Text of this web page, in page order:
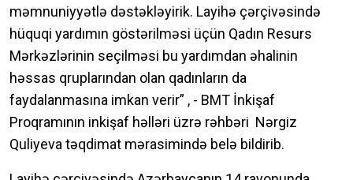
məmnuniyyətlə dəstəkləyirik. Layihə çərçivəsində
hüquqi yardımın göstərilməsi üçün Qadın Resurs
Mərkəzlərinin seçilməsi bu yardımdan əhalinin
həssas qruplarından olan qadınların da
faydalanmasına imkan verir” , - BMT İnkişaf
Proqramının inkişaf həlləri üzrə rəhbəri Nərgiz
Quliyeva təqdimat mərasimində belə bildirib.